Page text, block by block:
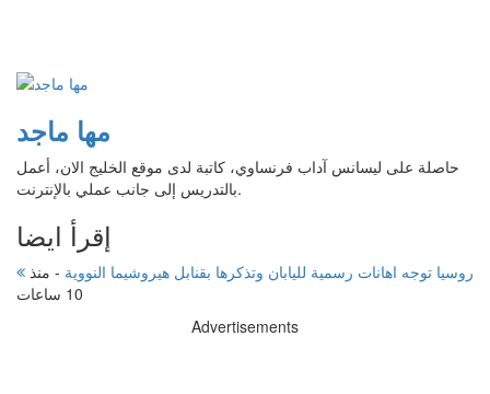
مها ماجد
حاصلة على ليسانس آداب فرنساوي، كاتبة لدى موقع الخليج الان، أعمل
بالتدريس إلى جانب عملي بالإنترنت.
إقرأ ايضا
روسيا توجه اهانات رسمية لليابان وتذكرها بقنابل هيروشيما النووية - منذ
10 ساعات
Advertisements